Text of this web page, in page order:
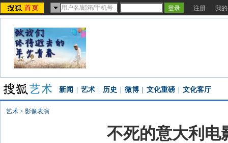
注册 我
新闻 艺术 历史 微博 文化重磅 文化客厅
艺术 > 影像表演
不死的意大利电